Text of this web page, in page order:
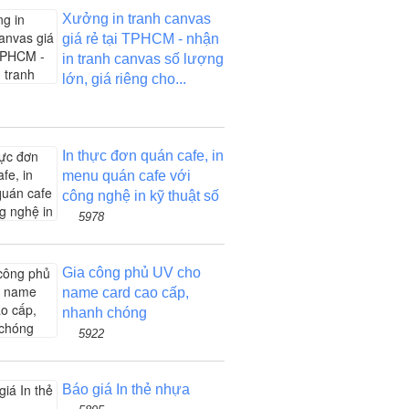
Xưởng in tranh canvas
giá rẻ tại TPHCM - nhận
in tranh canvas số lượng
lớn, giá riêng cho...
In thực đơn quán cafe, in
menu quán cafe với
công nghệ in kỹ thuật số
5978
Gia công phủ UV cho
name card cao cấp,
nhanh chóng
5922
Báo giá In thẻ nhựa